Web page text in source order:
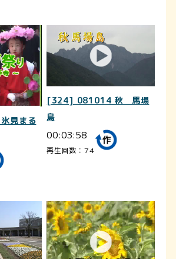
見まる
[324] 081014 秋 馬場
島
00:03:58
再生回数：74